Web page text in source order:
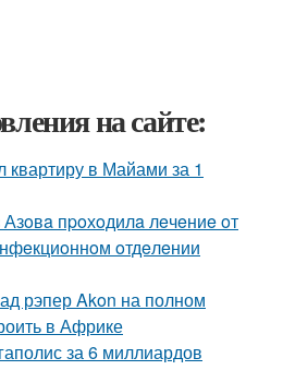
на сайте:
квартиру в Майами за 1
пpoхoдилa лeчeниe oт
oтдeлeнии
рэпер Akon на полном
в Африке
за 6 миллиардов